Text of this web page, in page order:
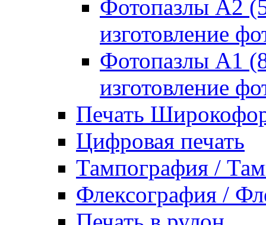
Фотопазлы А2
изготовление
Фотопазлы А1
изготовление
Печать
Цифровая печать
Тампография /
Флексография /